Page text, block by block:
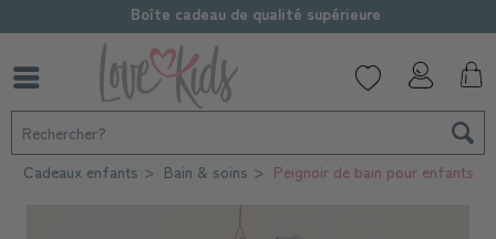
Boîte cadeau de qualité supérieure
Cadeaux enfants Bain & soins Peignoir de bain pour enfants